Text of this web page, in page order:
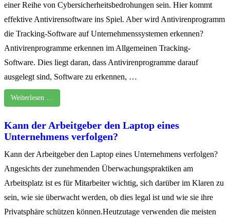
einer Reihe von Cybersicherheitsbedrohungen sein. Hier kommt
effektive Antivirensoftware ins Spiel. Aber wird Antivirenprogramm
die Tracking-Software auf Unternehmenssystemen erkennen?
Antivirenprogramme erkennen im Allgemeinen Tracking-
Software. Dies liegt daran, dass Antivirenprogramme darauf
ausgelegt sind, Software zu erkennen, …
Weiterlesen …
Kann der Arbeitgeber den Laptop eines
Unternehmens verfolgen?
Kann der Arbeitgeber den Laptop eines Unternehmens verfolgen?
Angesichts der zunehmenden Überwachungspraktiken am
Arbeitsplatz ist es für Mitarbeiter wichtig, sich darüber im Klaren zu
sein, wie sie überwacht werden, ob dies legal ist und wie sie ihre
Privatsphäre schützen können.Heutzutage verwenden die meisten